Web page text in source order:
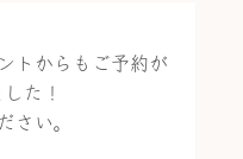
トからもご予約が
た！
さい。